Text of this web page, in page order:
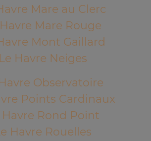
Mare au Clerc
Mare Rouge
Mont Gaillard
Le Havre Neiges
Observatoire
Points Cardinaux
Havre Rond Point
Havre Rouelles